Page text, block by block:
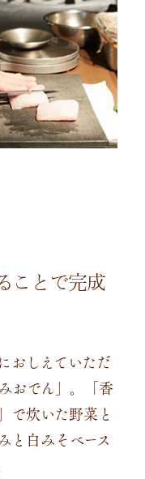
ことで完成
おしえていただ
おでん」。「香
で炊いた野菜と
と白みそベース